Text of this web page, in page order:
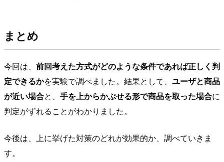
まとめ
今回は、 前回考えた方式がどのような条件であれば正しく判
定できるかを実験で調べました。結果として、 ユーザと商品
が近い場合と、 手を上からかぶせる形で商品を取った場合に
判定がずれることがわかりました。
今後は、上に挙げた対策のどれが効果的か、調べていきま
す。